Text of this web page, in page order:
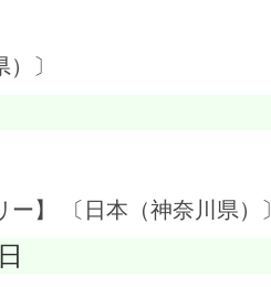
〕
】 〔日本（神奈川県）〕